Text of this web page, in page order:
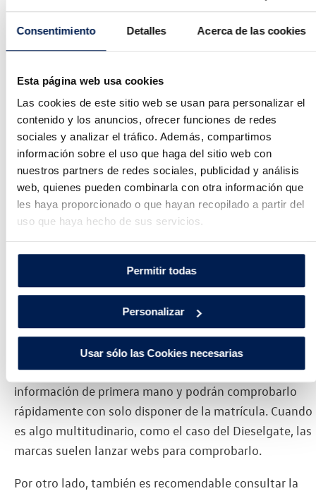
Consentimiento Detalles Acerca de las cookies
Esta página web usa cookies
Las cookies de este sitio web se usan para personalizar el
contenido y los anuncios, ofrecer funciones de redes
sociales y analizar el tráfico. Además, compartimos
información sobre el uso que haga del sitio web con
nuestros partners de redes sociales, publicidad y análisis
web, quienes pueden combinarla con otra información que
les haya proporcionado o que hayan recopilado a partir del
uso que haya hecho de sus servicios.
Permitir todas
Personalizar
Usar sólo las Cookies necesarias
a informar a los usuarios, algo que se puede hacer de
varios modos.
informe directamente por correo ordinario, aunque hay
otras opciones como el teléfono o el correo electrónico.
En algunos casos, el coche ya tiene varios años y ha
cambiado de manos, algo que de lo que el fabricante no
tiene información. Por eso, también suelen recurrir a la
Dirección General de Tráfico (DGT), que conoce de
primera mano si el coche ha cambiado de manos y los
datos del nuevo usuario. Otro motivo más para tener
actualizados los datos de contacto.
Si no te lo han notificado de forma oficial y tienes dudas
sobre si tu coche podría estar afectado por una llamada
a revisión, hay otros canales que deberían ser
consultados. El primero es el propio servicio de
al cliente del fabricante del coche o el concesionario
oficial en el que fue comprado, ellos suelen tener
información de primera mano y podrán comprobarlo
rápidamente con solo disponer de la matrícula. Cuando
es algo multitudinario, como el caso del Dieselgate, las
marcas suelen lanzar webs para comprobarlo.
Por otro lado, también es recomendable consultar la